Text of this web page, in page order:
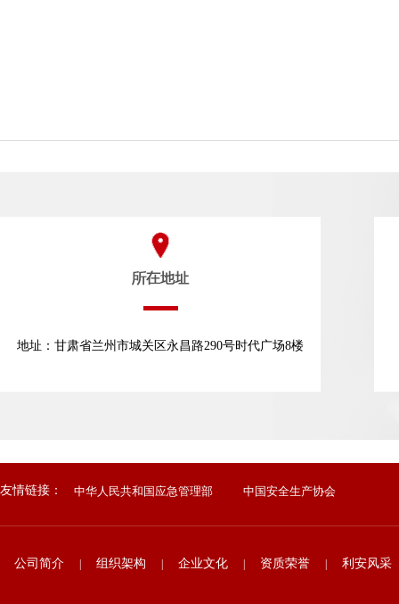
地址：甘肃省兰州市城关区永昌路290号时代广场8楼
友情链接： 中华人民共和国应急管理部 中国安全生产协会
公司简介 | 组织架构 | 企业文化 | 资质荣誉 | 利安风采